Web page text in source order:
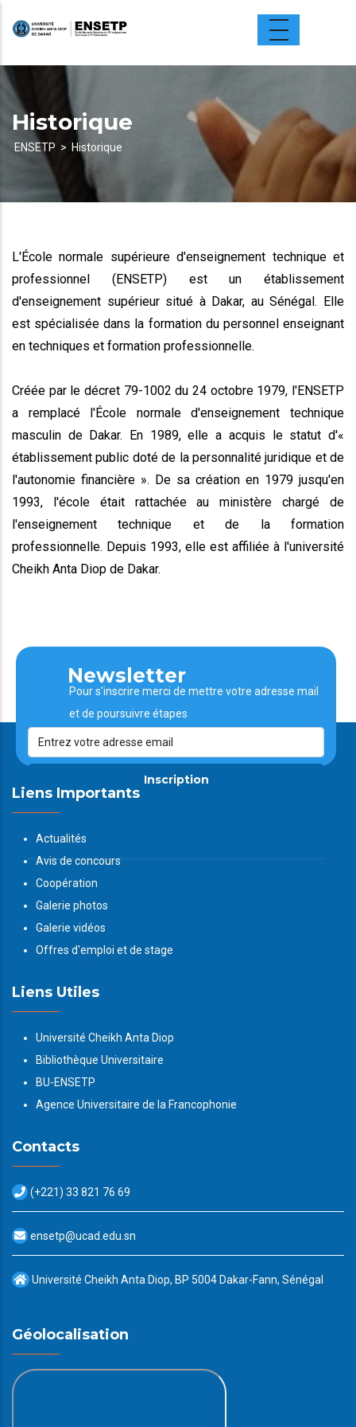
principal
Historique
d'Ariane
ENSETP Historique
L'École normale supérieure d'enseignement technique et
professionnel (ENSETP) est un établissement
d'enseignement supérieur situé à Dakar, au Sénégal. Elle
est spécialisée dans la formation du personnel enseignant
en techniques et formation professionnelle.
Créée par le décret 79-1002 du 24 octobre 1979, l'ENSETP
a remplacé l'École normale d'enseignement technique
masculin de Dakar. En 1989, elle a acquis le statut d'«
établissement public doté de la personnalité juridique et de
l'autonomie financière ». De sa création en 1979 jusqu'en
1993, l'école était rattachée au ministère chargé de
l'enseignement technique et de la formation
professionnelle. Depuis 1993, elle est affiliée à l'université
Cheikh Anta Diop de Dakar.
Newsletter
Pour s'inscrire merci de mettre votre adresse mail
et de poursuivre étapes
Inscription
Liens Importants
Actualités
Avis de concours
Coopération
Galerie photos
Galerie vidéos
Offres d'emploi et de stage
Liens Utiles
Université Cheikh Anta Diop
Bibliothèque Universitaire
BU-ENSETP
Agence Universitaire de la Francophonie
Contacts
(+221) 33 821 76 69
ensetp@ucad.edu.sn
Université Cheikh Anta Diop, BP 5004 Dakar-Fann, Sénégal
Géolocalisation